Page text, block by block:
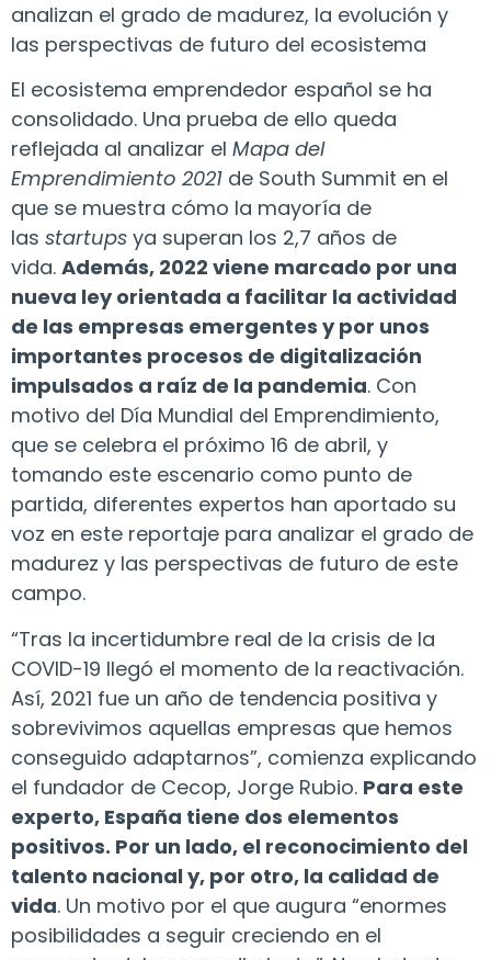
analizan el grado de madurez, la evolución y
las perspectivas de futuro del ecosistema
El ecosistema emprendedor español se ha
consolidado. Una prueba de ello queda
reflejada al analizar el Mapa del
Emprendimiento 2021 de South Summit en el
que se muestra cómo la mayoría de
las startups ya superan los 2,7 años de
vida. Además, 2022 viene marcado por una
nueva ley orientada a facilitar la actividad
de las empresas emergentes y por unos
importantes procesos de digitalización
impulsados a raíz de la pandemia. Con
motivo del Día Mundial del Emprendimiento,
que se celebra el próximo 16 de abril, y
tomando este escenario como punto de
partida, diferentes expertos han aportado su
voz en este reportaje para analizar el grado de
madurez y las perspectivas de futuro de este
campo.
“Tras la incertidumbre real de la crisis de la
COVID-19 llegó el momento de la reactivación.
Así, 2021 fue un año de tendencia positiva y
sobrevivimos aquellas empresas que hemos
conseguido adaptarnos”, comienza explicando
el fundador de Cecop, Jorge Rubio. Para este
experto, España tiene dos elementos
positivos. Por un lado, el reconocimiento del
talento nacional y, por otro, la calidad de
vida. Un motivo por el que augura “enormes
posibilidades a seguir creciendo en el